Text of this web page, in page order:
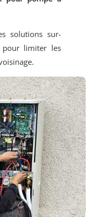
solutions sur-
pour limiter les